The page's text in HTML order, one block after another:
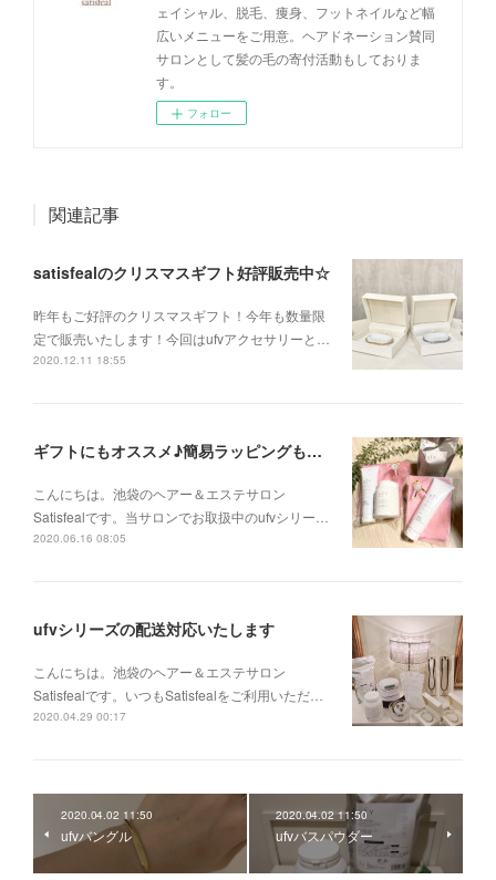
ェイシャル、脱毛、痩身、フットネイルなど幅
広いメニューをご用意。ヘアドネーション賛同
サロンとして髪の毛の寄付活動もしておりま
す。
フォロー
関連記事
satisfealのクリスマスギフト好評販売中☆
昨年もご好評のクリスマスギフト！今年も数量限
定で販売いたします！今回はufvアクセサリーと…
2020.12.11 18:55
ギフトにもオススメ♪簡易ラッピングも承っております。
こんにちは。池袋のヘアー＆エステサロン
Satisfealです。当サロンでお取扱中のufvシリー…
2020.06.16 08:05
ufvシリーズの配送対応いたします
こんにちは。池袋のヘアー＆エステサロン
Satisfealです。いつもSatisfealをご利用いただ…
2020.04.29 00:17
2020.04.02 11:50
ufvバングル
2020.04.02 11:50
ufvバスパウダー